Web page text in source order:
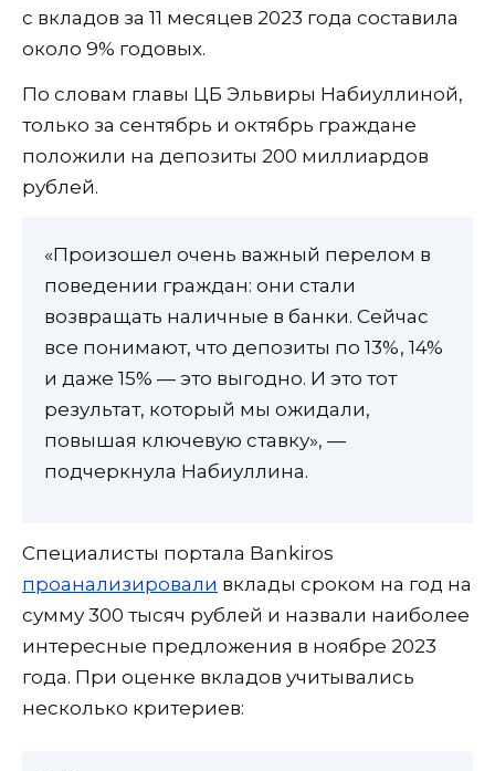
с вкладов за 11 месяцев 2023 года составила
около 9% годовых.
По словам главы ЦБ Эльвиры Набиуллиной,
только за сентябрь и октябрь граждане
положили на депозиты 200 миллиардов
рублей.
«Произошел очень важный перелом в
поведении граждан: они стали
возвращать наличные в банки. Сейчас
все понимают, что депозиты по 13%, 14%
и даже 15% — это выгодно. И это тот
результат, который мы ожидали,
повышая ключевую ставку», —
подчеркнула Набиуллина.
Специалисты портала Bankiros
проанализировали вклады сроком на год на
сумму 300 тысяч рублей и назвали наиболее
интересные предложения в ноябре 2023
года. При оценке вкладов учитывались
несколько критериев: